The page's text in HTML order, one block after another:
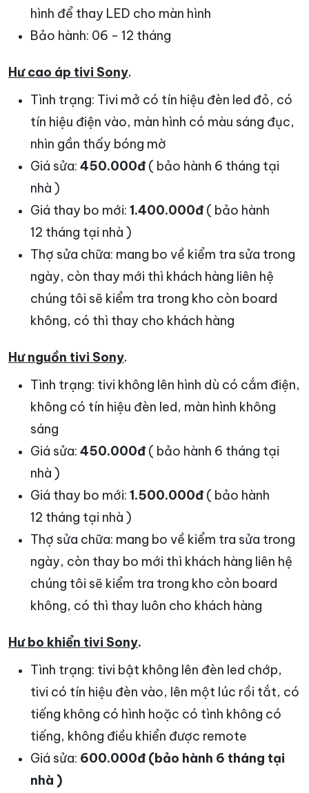
hình để thay LED cho màn hình
Bảo hành: 06 - 12 tháng
Hư cao áp tivi Sony.
Tình trạng: Tivi mở có tín hiệu đèn led đỏ, có
tín hiệu điện vào, màn hình có màu sáng đục,
nhìn gần thấy bóng mờ
Giá sửa: 450.000đ( bảo hành 6 tháng tại
nhà )
Giá thay bo mới: 1.400.000đ( bảo hành
12 tháng tại nhà )
Thợ sửa chữa: mang bo về kiểm tra sửa trong
ngày, còn thay mới thì khách hàng liên hệ
chúng tôi sẽ kiểm tra trong kho còn board
không, có thì thay cho khách hàng
Hư nguồn tivi Sony.
Tình trạng: tivi không lên hình dù có cắm điện,
không có tín hiệu đèn led, màn hình không
sáng
Giá sửa: 450.000đ( bảo hành 6 tháng tại
nhà )
Giá thay bo mới: 1.500.000đ( bảo hành
12 tháng tại nhà )
Thợ sửa chữa: mang bo về kiểm tra sửa trong
ngày, còn thay bo mới thì khách hàng liên hệ
chúng tôi sẽ kiểm tra trong kho còn board
không, có thì thay luôn cho khách hàng
Hư bo khiển tivi Sony.
Tình trạng: tivi bật không lên đèn led chớp,
tivi có tín hiệu đèn vào, lên một lúc rồi tắt, có
tiếng không có hình hoặc có tình không có
tiếng, không điều khiển được remote
Giá sửa: 600.000đ (bảo hành 6 tháng tại
nhà )